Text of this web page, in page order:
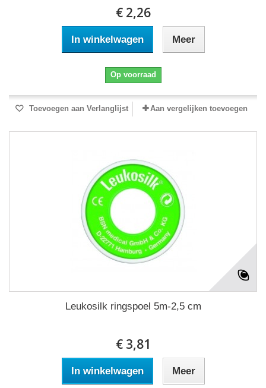
€ 2,26
In winkelwagen Meer
Op voorraad
Toevoegen aan Verlanglijst Aan vergelijken toevoegen
Leukosilk ringspoel 5m-2,5 cm
€ 3,81
In winkelwagen Meer